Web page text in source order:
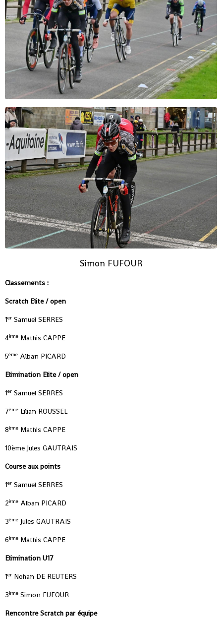
Simon FUFOUR
Classements :
Scratch Elite / open
1er Samuel SERRES
4ème Mathis CAPPE
5ème Alban PICARD
Elimination Elite / open
1er Samuel SERRES
7ème Lilian ROUSSEL
8ème Mathis CAPPE
10ème Jules GAUTRAIS
Course aux points
1er Samuel SERRES
2ème Alban PICARD
3ème Jules GAUTRAIS
6ème Mathis CAPPE
Elimination U17
1er Nohan DE REUTERS
3ème Simon FUFOUR
Rencontre Scratch par équipe